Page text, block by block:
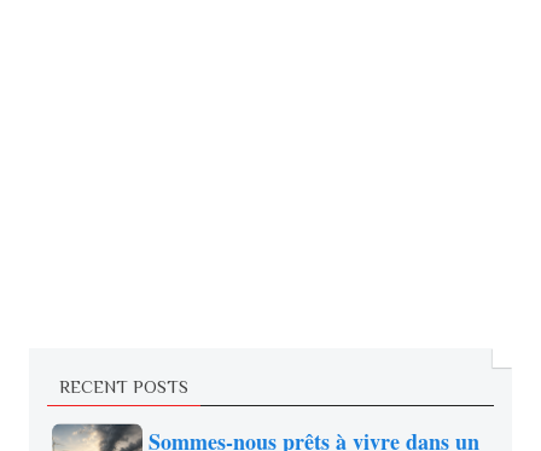
RECENT POSTS
Sommes-nous prêts à vivre dans un